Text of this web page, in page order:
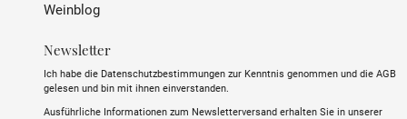
Weinblog
Newsletter
Ich habe die Datenschutzbestimmungen zur Kenntnis genommen und die AGB
gelesen und bin mit ihnen einverstanden.
Ausführliche Informationen zum Newsletterversand erhalten Sie in unserer